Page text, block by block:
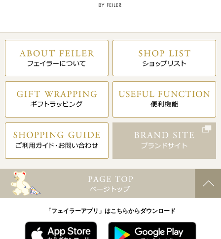
「フェイラーアプリ」はこちらからダウンロード